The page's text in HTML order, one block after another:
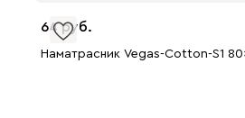
64
Наматрасник Vegas-Cotton-S1